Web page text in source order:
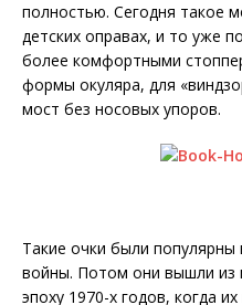
полностью. Сегодня такое
детских оправах, и то уже
более комфортными
формы окуляра, для
мост без носовых упоров.
Такие очки были
войны. Потом они вышли из
эпоху 1970-х годов, когда